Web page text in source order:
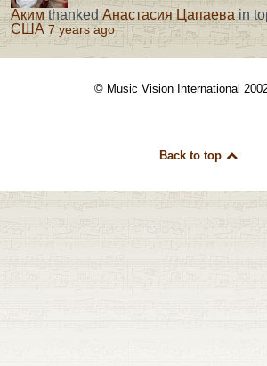
АкимthankedАнастасия Цапаеваin
США 7 years ago
© Music Vision International
Back to top